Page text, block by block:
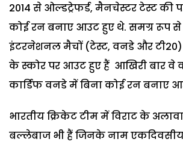
2014 से ओल्‍डट्रेफर्ड, मैनचेस्‍टर टेस्‍ट की
कोई रन बनाए आउट हुए थे. समग्र रूप से
इंटरनेशनल मैचों (टेस्‍ट, वनडे और टी20)
के स्‍कोर पर आउट हुए हैं आखिरी बार वे
कार्डिफ वनडे में बिना कोई रन बनाए
भारतीय क्रिकेट टीम में विराट के
बल्लेबाज भी हैं जिनके नाम एकदिवसीय